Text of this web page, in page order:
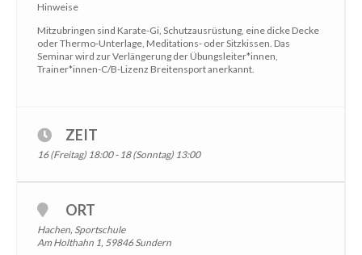
Hinweise
Mitzubringen sind Karate-Gi, Schutzausrüstung, eine dicke Decke
oder Thermo-Unterlage, Meditations- oder Sitzkissen. Das
Seminar wird zur Verlängerung der Übungsleiter*innen,
Trainer*innen-C/B-Lizenz Breitensport anerkannt.
ZEIT
16 (Freitag) 18:00 - 18 (Sonntag) 13:00
ORT
Hachen, Sportschule
Am Holthahn 1, 59846 Sundern